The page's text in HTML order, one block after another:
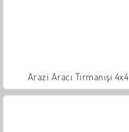
Arazi Aracı Tırmanışı 4x4